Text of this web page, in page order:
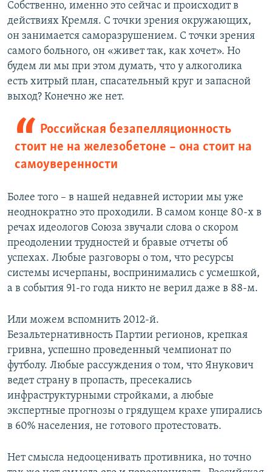
Собственно, именно это сейчас и происходит в
действиях Кремля. С точки зрения окружающих,
он занимается саморазрушением. С точки зрения
самого больного, он «живет так, как хочет». Но
будем ли мы при этом думать, что у алкоголика
есть хитрый план, спасательный круг и запасной
выход? Конечно же нет.
Российская безапелляционность
стоит не на железобетоне – она стоит на
самоуверенности
Более того – в нашей недавней истории мы уже
неоднократно это проходили. В самом конце 80-х в
речах идеологов Союза звучали слова о скором
преодолении трудностей и бравые отчеты об
успехах. Любые разговоры о том, что ресурсы
системы исчерпаны, воспринимались с усмешкой,
а в события 91-го года никто не верил даже в 88-м.
Или можем вспомнить 2012-й.
Безальтернативность Партии регионов, крепкая
гривна, успешно проведенный чемпионат по
футболу. Любые рассуждения о том, что Янукович
ведет страну в пропасть, пресекались
инфраструктурными стройками, а любые
экспертные прогнозы о грядущем крахе упирались
в 60% населения, не готового протестовать.
Нет смысла недооценивать противника, но точно